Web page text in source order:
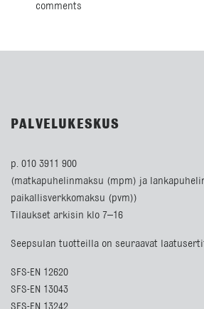
comments
PALVELUKESKUS
p. 010 3911 900
(matkapuhelinmaksu (mpm) ja
paikallisverkkomaksu (pvm))
Tilaukset arkisin klo 7–16
Seepsulan tuotteilla on seuraavat
SFS-EN 12620
SFS-EN 13043
SFS-EN 13242